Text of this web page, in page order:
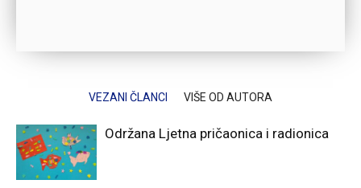
VEZANI ČLANCI VIŠE OD AUTORA
Održana Ljetna pričaonica i radionica